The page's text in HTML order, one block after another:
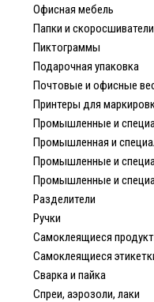
Офисная мебель
Папки и скоросшиватели
Пиктограммы
Подарочная упаковка
Почтовые и офисные
Принтеры для
Промышленные и
Промышленная и
Промышленные и
Промышленные и
Разделители
Ручки
Самоклеящиеся
Самоклеящиеся
Сварка и пайка
Спреи, аэрозоли, лаки